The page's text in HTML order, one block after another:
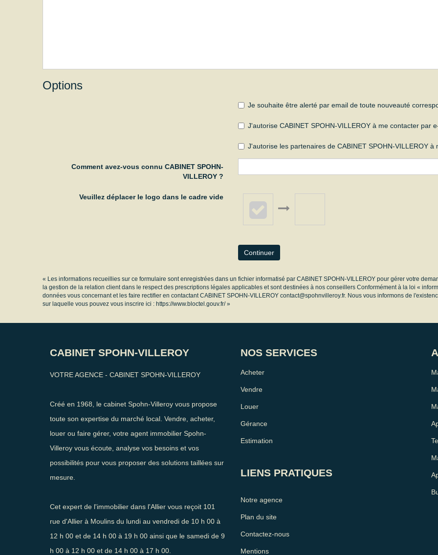
Options
Je souhaite être alerté par email de toute nouveauté
J'autorise CABINET SPOHN-VILLEROY à me contacter par
J'autorise les partenaires de CABINET SPOHN-VILLEROY à
Comment avez-vous connu CABINET SPOHN-
VILLEROY ?
Veuillez déplacer le logo dans le cadre vide
Continuer
« Les informations recueillies sur ce formulaire sont enregistrées dans un fichier informatisé par CABINET SPOHN-VILLEROY pour gérer votre
la gestion de la relation client dans le respect des prescriptions légales applicables et sont destinées à nos conseillers Conformément à la loi «
données vous concernant et les faire rectifier en contactant CABINET SPOHN-VILLEROY contact@spohnvilleroy.fr. Nous vous informons de
sur laquelle vous pouvez vous inscrire ici : https://www.bloctel.gouv.fr/»
CABINET SPOHN-VILLEROY
VOTRE AGENCE - CABINET SPOHN-VILLEROY
Créé en 1968, le cabinet Spohn-Villeroy vous propose
toute son expertise du marché local. Vendre, acheter,
louer ou faire gérer, votre agent immobilier Spohn-
Villeroy vous écoute, analyse vos besoins et vos
possibilités pour vous proposer des solutions taillées sur
mesure.
Cet expert de l'immobilier dans l'Allier vous reçoit 101
rue d'Allier à Moulins du lundi au vendredi de 10 h 00 à
12 h 00 et de 14 h 00 à 19 h 00 ainsi que le samedi de 9
h 00 à 12 h 00 et de 14 h 00 à 17 h 00.
NOS SERVICES
Acheter
Vendre
Louer
Gérance
Estimation
LIENS PRATIQUES
Notre agence
Plan du site
Contactez-nous
Mentions